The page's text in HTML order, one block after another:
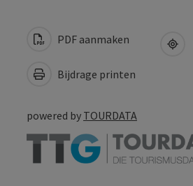
PDF aanmaken
Bijdrage printen
powered by TOURDATA